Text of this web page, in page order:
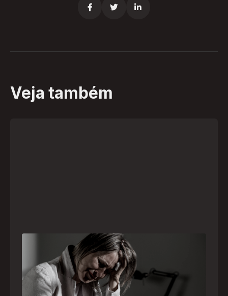
  
Veja também
Crise psiquiátrica é urgência médica: saiba
como o SAMU atua nesses casos
Surtos, tentativas de suicídio e episódios de
agitação intensa são considerados urgências